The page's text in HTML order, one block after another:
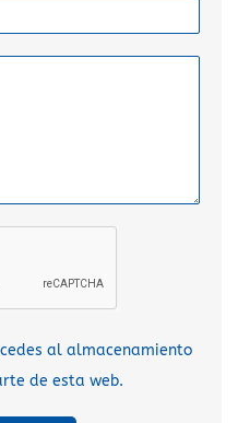
al almacenamiento
de esta web.